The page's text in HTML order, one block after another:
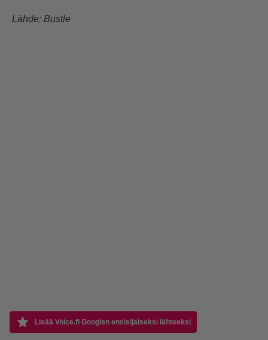
Lähde: Bustle
Lisää Voice.fi Googlen ensisijaiseksi lähteeksi